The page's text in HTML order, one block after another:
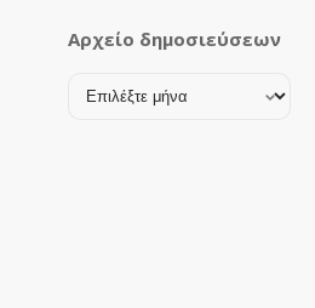
Αρχείο δημοσιεύσεων
Αρχείο